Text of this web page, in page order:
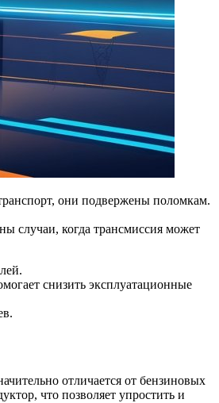
они подвержены поломкам.
случаи, когда трансмиссия может
снизить эксплуатационные
отличается от бензиновых
что позволяет упростить и